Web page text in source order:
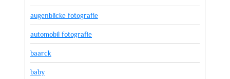
augenblicke fotografie
automobil fotografie
baarck
baby